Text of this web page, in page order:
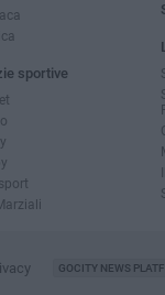
sportive
GOCITY NEWS